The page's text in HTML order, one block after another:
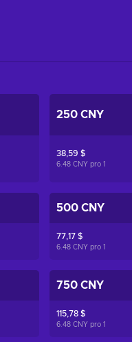
250 CNY
38,59 $
6.48 CNY pro1
500 CNY
77,17 $
6.48 CNY pro1
750 CNY
115,78 $
6.48 CNY pro1